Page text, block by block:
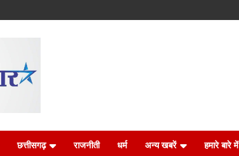
छत्तीसगढ़ राजनीती धर्म अन्य खबरें हमारे बारे में